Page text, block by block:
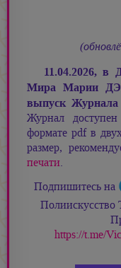
11.04.2026, в
МираМарии
выпуск
Журнал
формате pdf в
размер,
печати.
Подпишитесь на
Полиискусство
https://t.me/